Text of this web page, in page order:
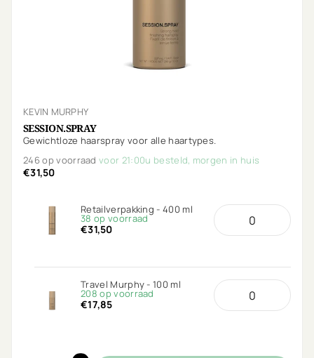
KEVIN MURPHY
SESSION.SPRAY
Gewichtloze haarspray voor alle haartypes.
246 op voorraadvoor 21:00u besteld, morgen in huis
€31,50
Retailverpakking - 400 ml
38 op voorraad
€31,50
Travel Murphy - 100 ml
208 op voorraad
€17,85